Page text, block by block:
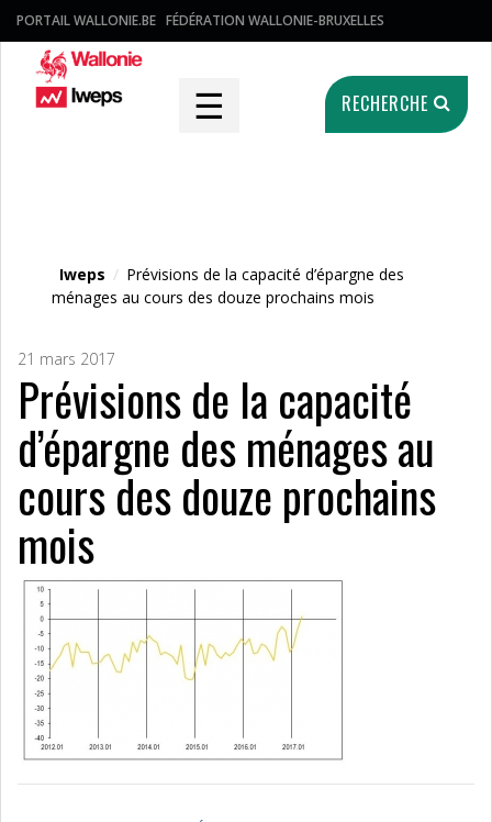
PORTAIL WALLONIE.BE FÉDÉRATION WALLONIE-BRUXELLES
☰ RECHERCHE
Iweps / Prévisions de la capacité d’épargne des
ménages au cours des douze prochains mois
21 mars 2017
Prévisions de la capacité
d’épargne des ménages au
cours des douze prochains
mois